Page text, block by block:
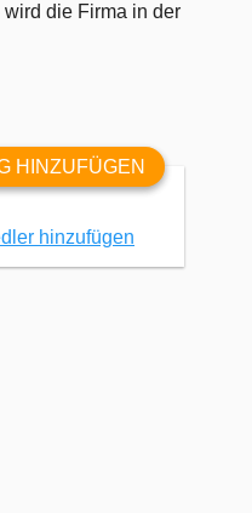
die Firma in der
HINZUFÜGEN
hinzufügen